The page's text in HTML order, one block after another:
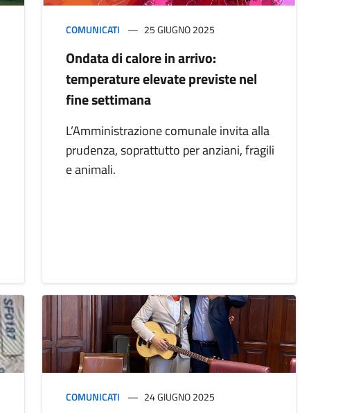
COMUNICATI 25 GIUGNO 2025
Ondata di calore in arrivo:
temperature elevate previste nel
fine settimana
L’Amministrazione comunale invita alla
prudenza, soprattutto per anziani, fragili
e animali.
COMUNICATI 24 GIUGNO 2025